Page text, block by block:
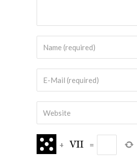
+ =